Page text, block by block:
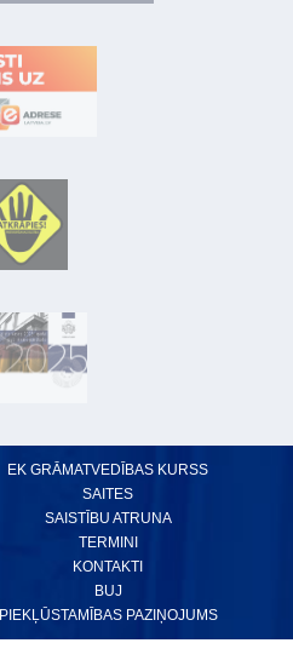
EK GRĀMATVEDĪBAS KURSS
SAITES
SAISTĪBU ATRUNA
TERMINI
KONTAKTI
BUJ
PIEKĻŪSTAMĪBAS PAZIŅOJUMS